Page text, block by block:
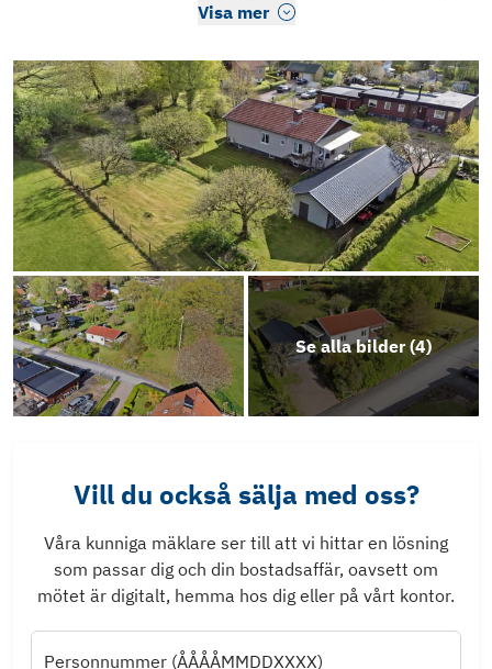
Visa mer
Se alla bilder (4)
Vill du också sälja med oss?
Våra kunniga mäklare ser till att vi hittar en lösning
som passar dig och din bostadsaffär, oavsett om
mötet är digitalt, hemma hos dig eller på vårt kontor.
Personnummer (ÅÅÅÅMMDDXXXX)